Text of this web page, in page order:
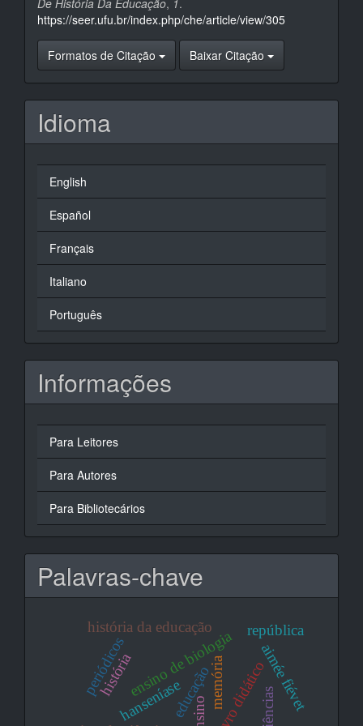
De História Da Educação, 1.
https://seer.ufu.br/index.php/che/article/view/305
Formatos de Citação Baixar Citação
Idioma
English
Español
Français
Italiano
Português
Informações
Para Leitores
Para Autores
Para Bibliotecários
Palavras-chave
história educação
ensino
periódicos memória
ensino de biologialivro didáticoaimée fiévet
ciências
história da educação
hanseníase
república